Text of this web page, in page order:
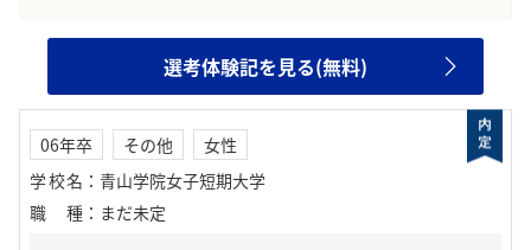
選考体験記を見る(無料)
06年卒 その他
女性
学校名 ： 青山学院女子短期大学
職種 ： まだ未定